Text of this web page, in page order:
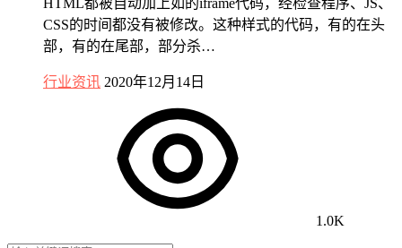
CSS的时间都没有被修改。这种样式的代码，有的在头
部，有的在尾部，部分杀…
行业资讯 2020年12月14日
1.0K